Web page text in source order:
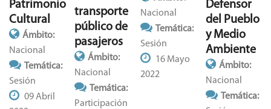
Patrimonio
Cultural
Ámbito:
Nacional
Temática:
Sesión
09 Abril
transporte
público de
pasajeros
Ámbito:
Nacional
Temática:
Participación
Nacional
Temática:
Sesión
16 Mayo
2022
Defensor
del Pueblo
y Medio
Ambiente
Ámbito:
Nacional
Temática: